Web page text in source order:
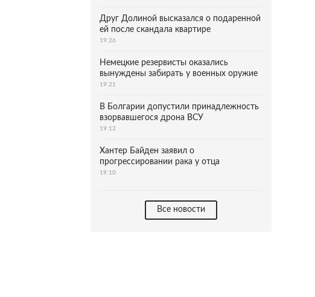
Друг Долиной высказался о подаренной
ей после скандала квартире
19:26
Немецкие резервисты оказались
вынуждены забирать у военных оружие
19:21
В Болгарии допустили принадлежность
взорвавшегося дрона ВСУ
19:12
Хантер Байден заявил о
прогрессировании рака у отца
19:10
Все новости